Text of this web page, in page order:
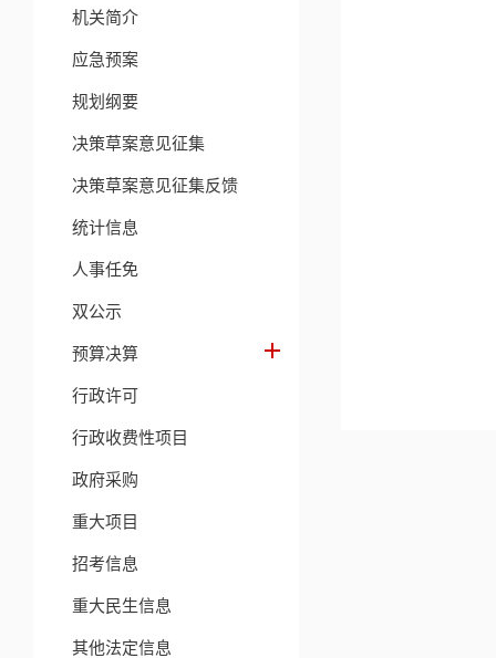
机关简介
应急预案
规划纲要
决策草案意见征集
决策草案意见征集反馈
统计信息
人事任免
双公示
预算决算
行政许可
行政收费性项目
政府采购
重大项目
招考信息
重大民生信息
其他法定信息